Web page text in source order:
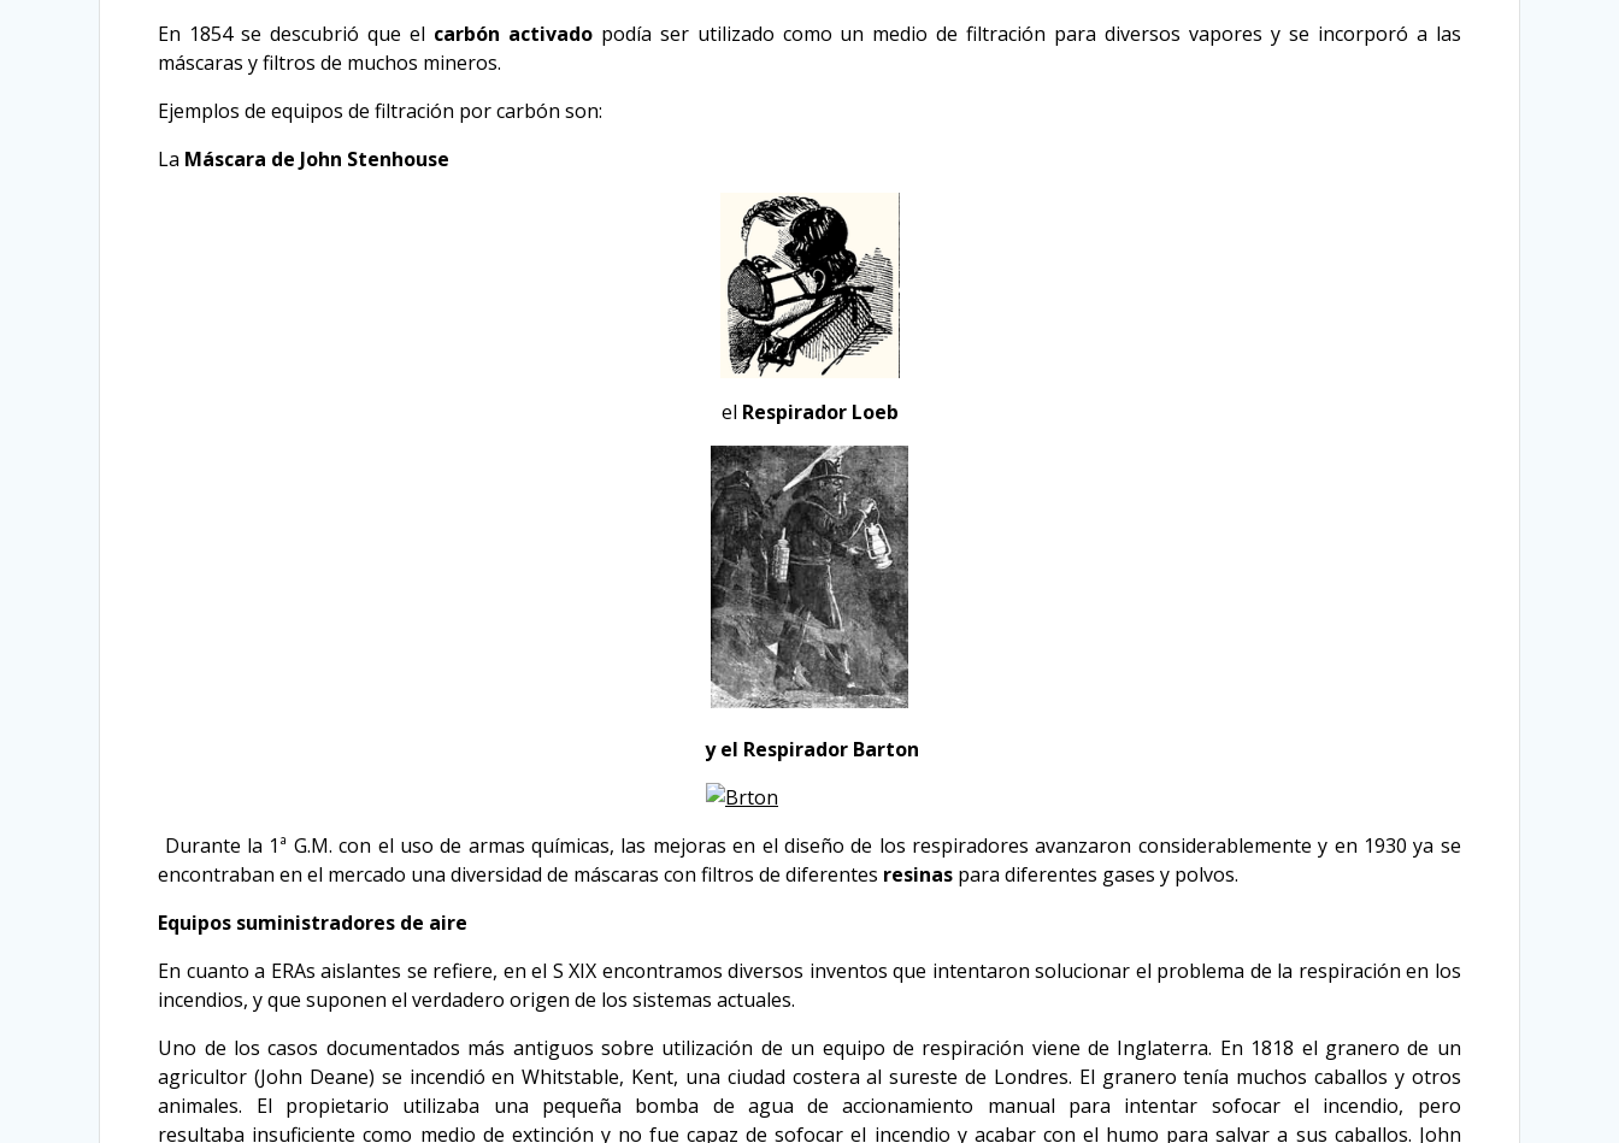
En 1854 se descubrió que el carbón activado podía ser utilizado como un medio de filtración para diversos vapores y se incorporó a las
máscaras y filtros de muchos mineros.
Ejemplos de equipos de filtración por carbón son:
La Máscara de John Stenhouse
el Respirador Loeb
y el Respirador Barton
Durante la 1ª G.M. con el uso de armas químicas, las mejoras en el diseño de los respiradores avanzaron considerablemente y en 1930 ya se
encontraban en el mercado una diversidad de máscaras con filtros de diferentes resinas para diferentes gases y polvos.
Equipos suministradores de aire
En cuanto a ERAs aislantes se refiere, en el S XIX encontramos diversos inventos que intentaron solucionar el problema de la respiración en los
incendios, y que suponen el verdadero origen de los sistemas actuales.
Uno de los casos documentados más antiguos sobre utilización de un equipo de respiración viene de Inglaterra. En 1818 el granero de un
agricultor (John Deane) se incendió en Whitstable, Kent, una ciudad costera al sureste de Londres. El granero tenía muchos caballos y otros
animales. El propietario utilizaba una pequeña bomba de agua de accionamiento manual para intentar sofocar el incendio, pero
resultaba insuficiente como medio de extinción y no fue capaz de sofocar el incendio y acabar con el humo para salvar a sus caballos. John